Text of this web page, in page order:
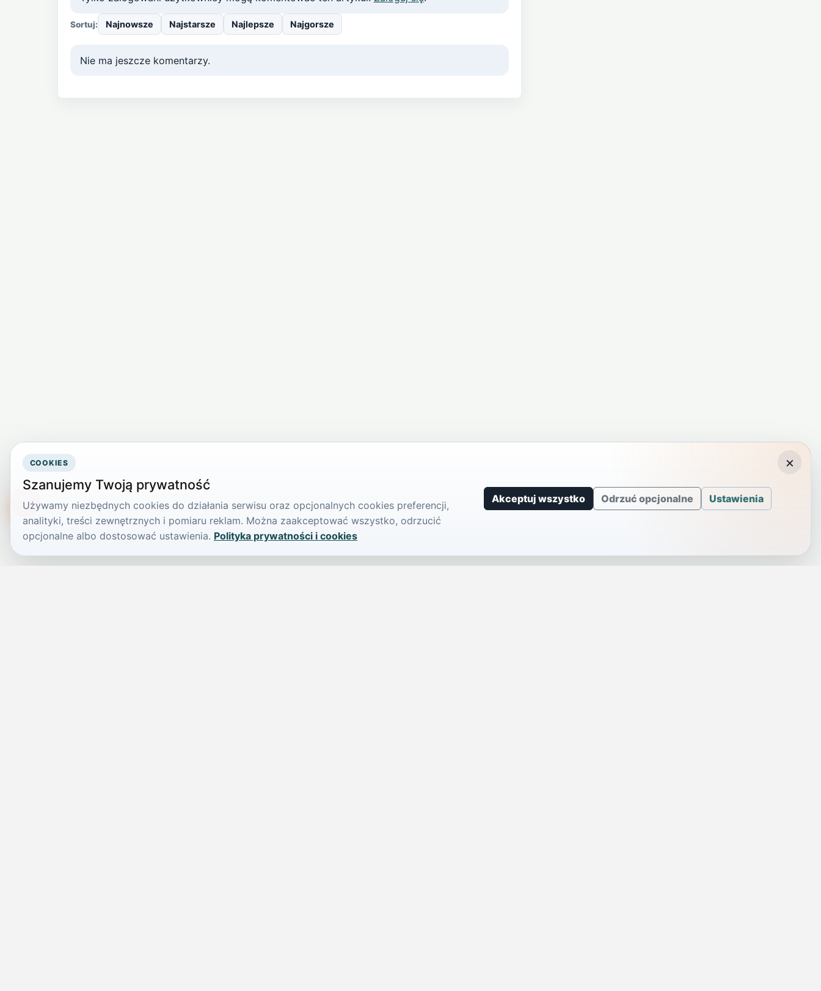
Sortuj: Najnowsze Najstarsze Najlepsze Najgorsze
Nie ma jeszcze komentarzy.
COOKIES
Szanujemy Twoją prywatność
Używamy niezbędnych cookies do działania serwisu oraz opcjonalnych cookies preferencji,
analityki, treści zewnętrznych i pomiaru reklam. Można zaakceptować wszystko, odrzucić
opcjonalne albo dostosować ustawienia. Polityka prywatności i cookies
Akceptuj wszystko Odrzuć opcjonalne Ustawienia
×
TikTokowa Jelonka